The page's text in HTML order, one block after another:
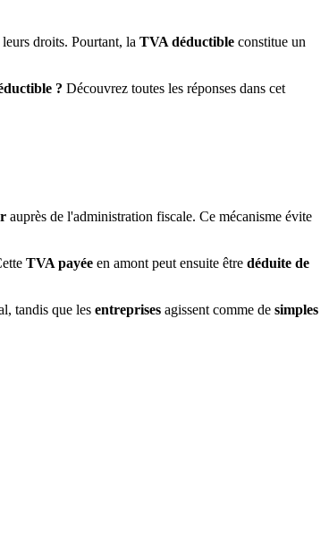
droits. Pourtant, la TVA déductible constitue un
? Découvrez toutes les réponses dans cet
auprès de l'administration fiscale. Ce mécanisme évite
TVA payée en amont peut ensuite être déduite de
tandis que les entreprises agissent comme de simples